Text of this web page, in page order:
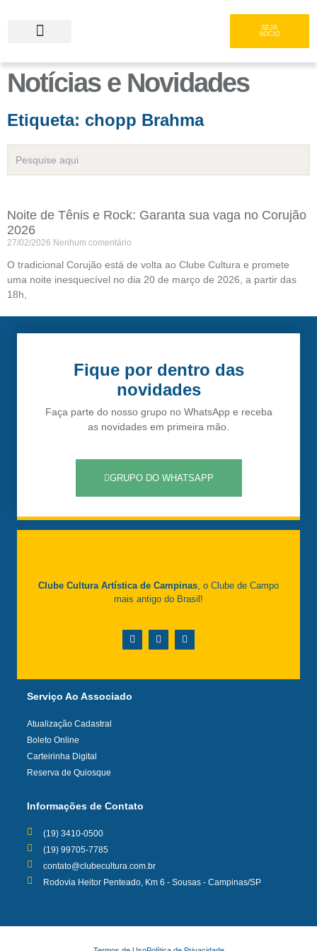
SEJA
SÓCIO
Notícias e Novidades
Etiqueta: chopp Brahma
Noite de Tênis e Rock: Garanta sua vaga no Corujão
2026
27/02/2026 Nenhum comentário
O tradicional Corujão está de volta ao Clube Cultura e promete
uma noite inesquecível no dia 20 de março de 2026, a partir das
18h,
Fique por dentro das
novidades
Faça parte do nosso grupo no WhatsApp e receba
as novidades em primeira mão.
GRUPO DO WHATSAPP
Clube Cultura Artística de Campinas, o Clube de Campo
mais antigo do Brasil!
Serviço Ao Associado
Atualização Cadastral
Boleto Online
Carteirinha Digital
Reserva de Quiosque
Informações de Contato
(19) 3410-0500
(19) 99705-7785
contato@clubecultura.com.br
Rodovia Heitor Penteado, Km 6 - Sousas - Campinas/SP